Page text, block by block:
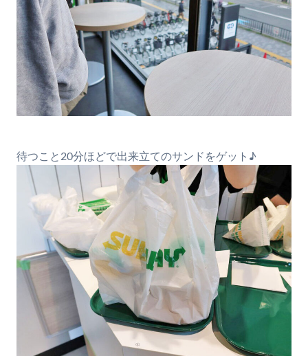
待つこと20分ほどで出来立てのサンドをゲット♪